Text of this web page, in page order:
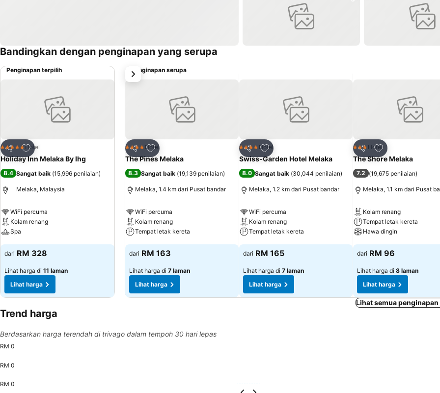
Bandingkan dengan penginapan yang serupa
Penginapan terpilih
Kongsi
Tambah ke favorit
5 BintangHotel
Holiday Inn Melaka By Ihg
8.4 Sangat baik (15,996 penilaian)
Melaka, Malaysia
WiFi percuma
Kolam renang
Spa
Lihat harga
dari RM 328
Lihat harga di 11 laman
Lihat harga
Penginapan serupa
Kongsi
Tambah ke favorit
4 BintangHotel
The Pines Melaka
8.3 Sangat baik (19,139 penilaian)
Melaka, 1.4 km dari Pusat bandar
WiFi percuma
Kolam renang
Tempat letak kereta
Lihat harga
dari RM 163
Lihat harga di 7 laman
Lihat harga
Kongsi
Tambah ke favorit
4 BintangHotel
Swiss-Garden Hotel Melaka
8.0 Sangat baik (30,044 penilaian)
Melaka, 1.2 km dari Pusat bandar
WiFi percuma
Kolam renang
Tempat letak kereta
Lihat harga
dari RM 165
Lihat harga di 7 laman
Lihat harga
Kongsi
Tambah ke favorit
3 Bintang
Hotel
The Shore Melaka
7.2 (19,675 penilaian)
Melaka, 1.1 km dari Pusat
Kolam renang
Tempat letak kereta
Hawa dingin
Lihat harga
dari RM 96
Lihat harga di 8 laman
Lihat harga
next
Lihat semua penginapan
Trend harga
Berdasarkan harga terendah di trivago dalam tempoh 30 hari lepas
RM 0
RM 0
RM 0